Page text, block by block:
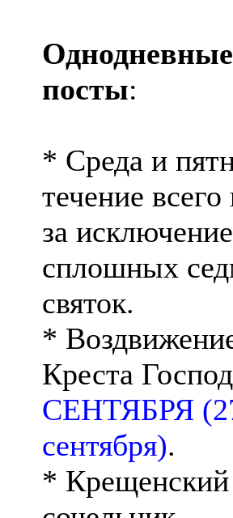
Однодневные
посты:
* Среда и
течение всего
за
сплошных
святок.
*
Креста
СЕНТЯБРЯ
сентября).
* Крещенский